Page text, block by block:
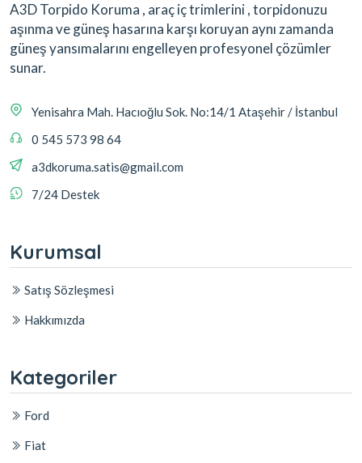
A3D Torpido Koruma , araç iç trimlerini , torpidonuzu
aşınma ve güneş hasarına karşı koruyan aynı zamanda
güneş yansımalarını engelleyen profesyonel çözümler
sunar.
Yenisahra Mah. Hacıoğlu Sok. No:14/1 Ataşehir / İstanbul
0 545 573 98 64
a3dkoruma.satis@gmail.com
7/24 Destek
Kurumsal
Satış Sözleşmesi
Hakkımızda
Kategoriler
Ford
Fiat